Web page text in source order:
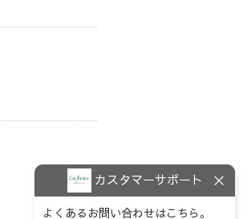
カスタマーサポート
よくあるお問い合わせはこちら。